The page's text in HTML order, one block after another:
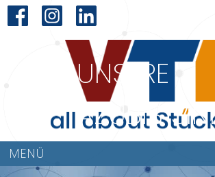
MENÜ
UNSERE
AZUBIS
SPITZE –